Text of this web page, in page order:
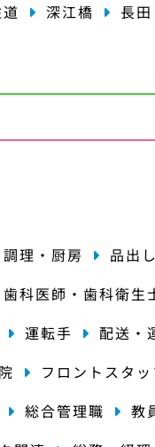
深江橋 長田
調理・厨房 品出し
歯科医師・歯科衛生
運転手 配送・
フロントスタッ
総合管理職 教